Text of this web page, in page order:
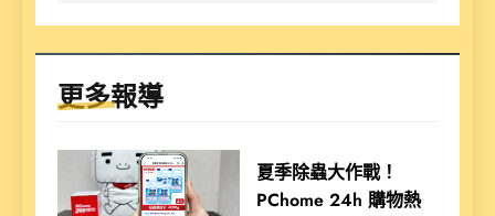
更多報導
夏季除蟲大作戰！
PChome 24h 購物熱